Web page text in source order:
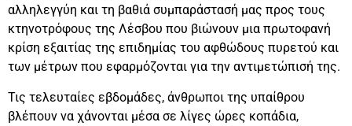
αλληλεγγύη και τη βαθιά συμπαράστασή μας προς τους
κτηνοτρόφους της Λέσβου που βιώνουν μια πρωτοφανή
κρίση εξαιτίας της επιδημίας του αφθώδους πυρετού και
των μέτρων που εφαρμόζονται για την αντιμετώπισή της.
Τις τελευταίες εβδομάδες, άνθρωποι της υπαίθρου
βλέπουν να χάνονται μέσα σε λίγες ώρες κοπάδια,